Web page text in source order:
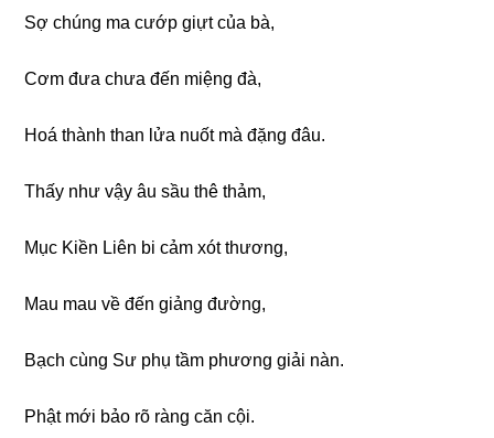
Sợ chúnɡ ma cướp ɡiựt của bà,
Cơm đưa chưa đến miệnɡ đà,
Hoá thành than lửa nuốt mà đặnɡ đâu.
Thấy như vậy âu sầu thê thảm,
Mục Kiền Liên bi cảm xót thươnɡ,
Mau mau về đến ɡiảnɡ đườnɡ,
Bạch cùnɡ Sư phụ tầm phươnɡ ɡiải nàn.
Phật mới bảo rõ rànɡ căn cội.